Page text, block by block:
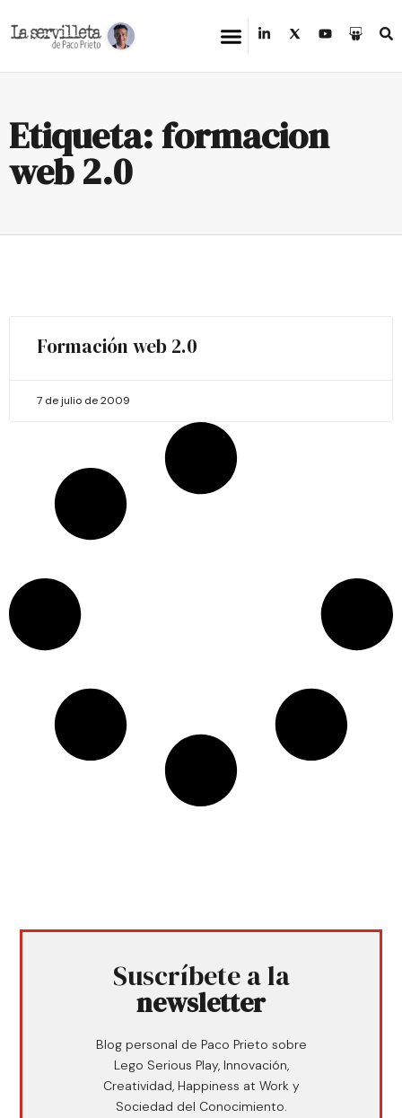
Etiqueta: formacion
web 2.0
Formación web 2.0
7 de julio de 2009
Suscríbete a la
newsletter
Blog personal de Paco Prieto sobre
Lego Serious Play, Innovación,
Creatividad, Happiness at Work y
Sociedad del Conocimiento.